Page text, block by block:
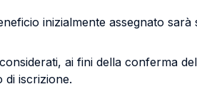
inizialmente assegnato
ai fini della conferma
di iscrizione.